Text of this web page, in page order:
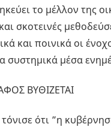
το μέλλον της
σκοτεινές
και ποινικά οι
συστημικά μέσα
ΒΥΘΙΖΕΤΑΙ
ότι ”η